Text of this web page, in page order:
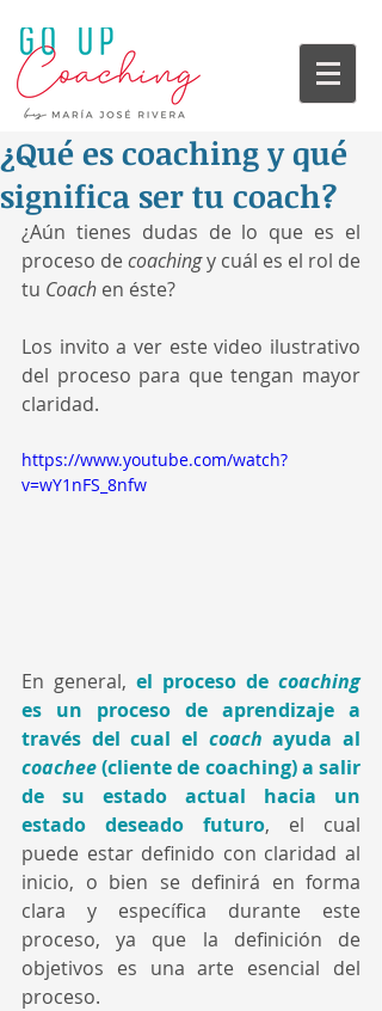
¿Qué es coaching y qué
significa ser tu coach?
¿Aún tienes dudas de lo que es el
proceso de coaching y cuál es el rol de
tu Coach en éste?
Los invito a ver este video ilustrativo
del proceso para que tengan mayor
claridad.
https://www.youtube.com/watch?
v=wY1nFS_8nfw
En general, el proceso de
coaching
es un proceso de aprendizaje a
través del cual el coach
coachee (cliente de coaching) a salir
de su estado actual hacia un
estado deseado futuro, el cual
puede estar definido con claridad al
inicio, o bien se definirá en forma
clara y específica durante este
proceso, ya que la definición de
objetivos es una arte esencial del
proceso.